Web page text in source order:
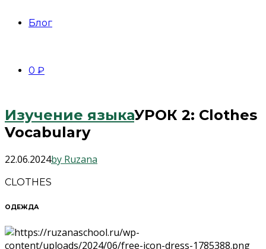
Блог
0 ₽
Изучение языкаУРОК 2: Clothes
Vocabulary
22.06.2024by Ruzana
CLOTHES
ОДЕЖДА